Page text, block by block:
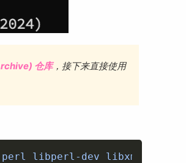
仓库，接下来直接使用
perl libperl-dev libxml2-
Copy